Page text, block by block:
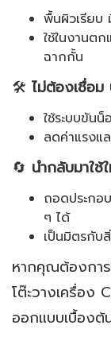
พื้นผิวเรียบ
ใช้ในงานต
ฉากกั้น
🛠️ ไม่ต้องเชื่อม
ใช้ระบบขัน
ลดค่าแรงแ
🔄 นำกลับมาใช้
ถอดประกอ
ๆ ได้
เป็นมิตรกับ
หากคุณต้องการ
โต๊ะวางเครื่อง
ออกแบบเบื้องต้